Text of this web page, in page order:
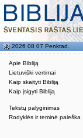
Apie Bibliją
Lietuviški vertimai
Kaip skaityti Bibliją
Kaip įsigyti Bibliją
Tekstų palyginimas
Rodyklės ir teminė paieška
2026 08 07 Penktad.